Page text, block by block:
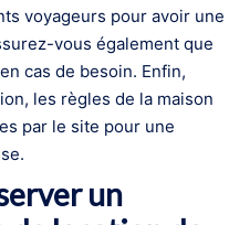
voyageurs pour avoir une
vous également que
cas de besoin. Enfin,
les règles de la maison
par le site pour une
un